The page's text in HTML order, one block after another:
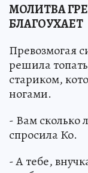
МОЛИТВА
БЛАГОУХАЕТ
Превозмогая
решила
стариком,
ногами.
- Вам сколько
спросила Ко.
- А тебе,